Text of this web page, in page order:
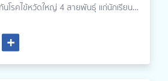
โรคไข้หวัดใหญ่ 4 สายพันธุ์ แก่นักเรียน